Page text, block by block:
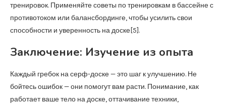
тренировок. Применяйте советы по тренировкам в бассейне с
противотоком или балансбординге, чтобы усилить свои
способности и уверенность на доске[5].
Заключение: Изучение из опыта
Каждый гребок на серф-доске — это шаг к улучшению. Не
бойтесь ошибок — они помогут вам расти. Понимание, как
работает ваше тело на доске, оттачивание техники,